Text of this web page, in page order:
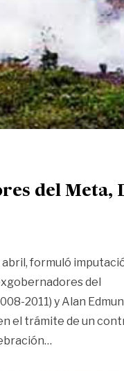
del Meta,
formuló
del
2011) y Alan
el trámite de un
…